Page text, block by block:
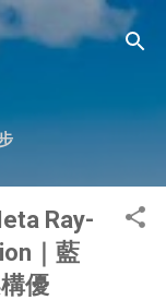
Ray-
｜藍
優